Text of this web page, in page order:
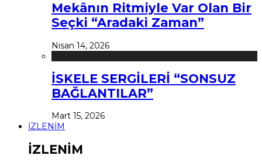
Mekânın Ritmiyle Var Olan Bir
Seçki “Aradaki Zaman”
Nisan 14, 2026
İSKELE SERGİLERİ “SONSUZ
BAĞLANTILAR”
Mart 15, 2026
İZLENİM
İZLENİM